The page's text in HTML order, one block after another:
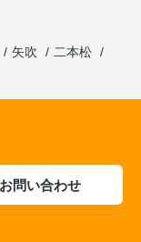
矢吹
二本松
問い合わせ